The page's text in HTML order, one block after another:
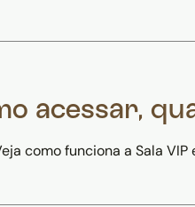
acessar,
como funciona a Sala